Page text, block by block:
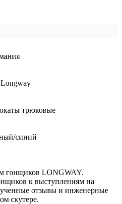
трюковые
синий
гонщиков LONGWAY.
к выступлениям на
отзывы и инженерные
скутере.